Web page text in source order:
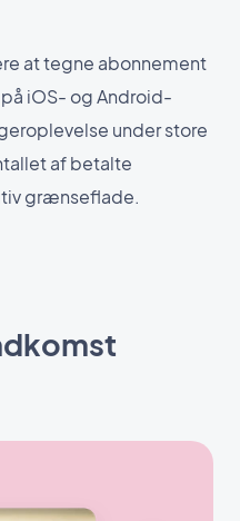
at tegne abonnement
iOS- og Android-
under store
af betalte
grænseflade.